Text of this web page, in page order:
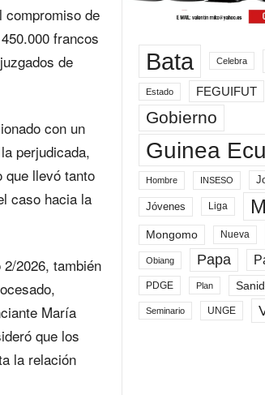
de
francos
de
con un
perjudicada,
que llevó tanto
caso hacia la
2026, también
María
que los
la relación
Bata Celebra
Estado FEGUIFUT
Gobierno
Guinea
Hombre INSESO
Jóvenes Liga
Mongomo Nueva
Obiang Papa
PDGE Plan
Seminario UNGE